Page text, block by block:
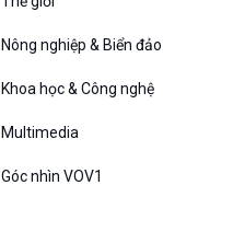
Đối thoại
Diễn đàn chủ nhật
Chuyện đêm
Nông nghiệp & Biển đảo
Khoa học & Công nghệ
Multimedia
Góc nhìn VOV1